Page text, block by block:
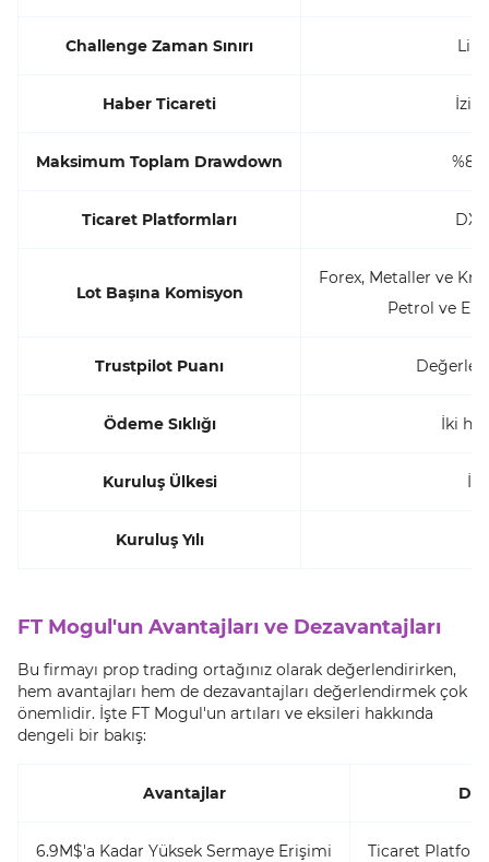
Challenge Zaman Sınırı
Haber Ticareti İzin
Maksimum Toplam Drawdown
Ticaret Platformları DX
Lot Başına Komisyon
Forex, Metaller ve
Petrol ve
Trustpilot Puanı
Ödeme Sıklığı İki
Kuruluş Ülkesi
Kuruluş Yılı
FT Mogul'un Avantajları ve Dezavantajları
Bu firmayı prop trading ortağınız olarak değerlendirirken,
hem avantajları hem de dezavantajları değerlendirmek çok
önemlidir. İşte FT Mogul'un artıları ve eksileri hakkında
dengeli bir bakış:
Avantajlar
6.9M$'a Kadar Yüksek Sermaye Erişimi Ticaret